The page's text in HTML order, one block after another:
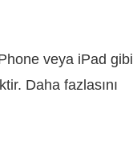
veya iPad gibi
Daha fazlasını